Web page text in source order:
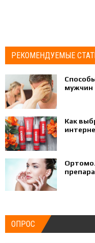
РЕКОМЕНДУЕМЫЕ
мужчин
Как
ОПРОС